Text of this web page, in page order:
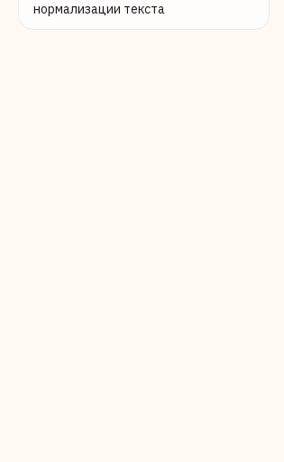
нормализации текста